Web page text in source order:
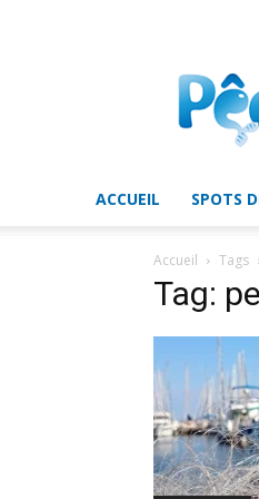
ACCUEIL SPOTS
Accueil Tags
Tag: